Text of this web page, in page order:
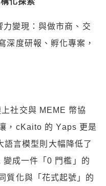
變現：與做市商、交
深度研報、孵化專案，
上社交與 MEME 幣協
，cKaito 的 Yaps 更是
言模型則大幅降低了
成一件「0 門檻」的
質化與「花式起號」的